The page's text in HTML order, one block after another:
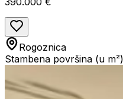
Rogoznica
Stambena površina (u